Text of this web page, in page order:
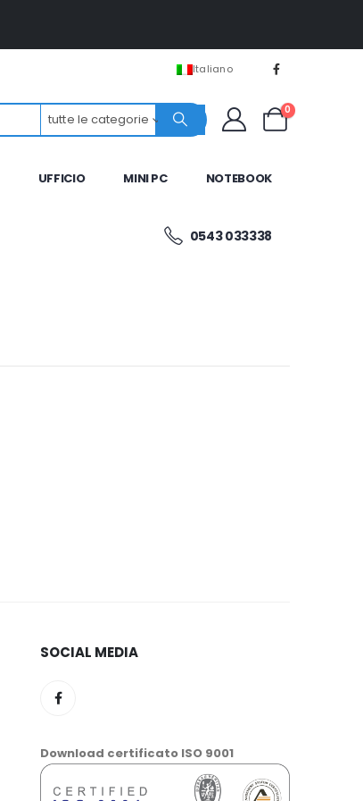
Italiano
tutte le categorie
0
UFFICIO MINI PC NOTEBOOK
0543 033338
SOCIAL MEDIA
Download certificato ISO 9001